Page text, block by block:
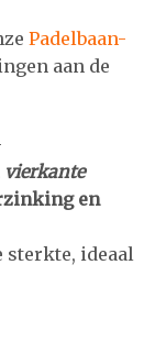
Padelbaan-
aan de
vierkante
en
ideaal